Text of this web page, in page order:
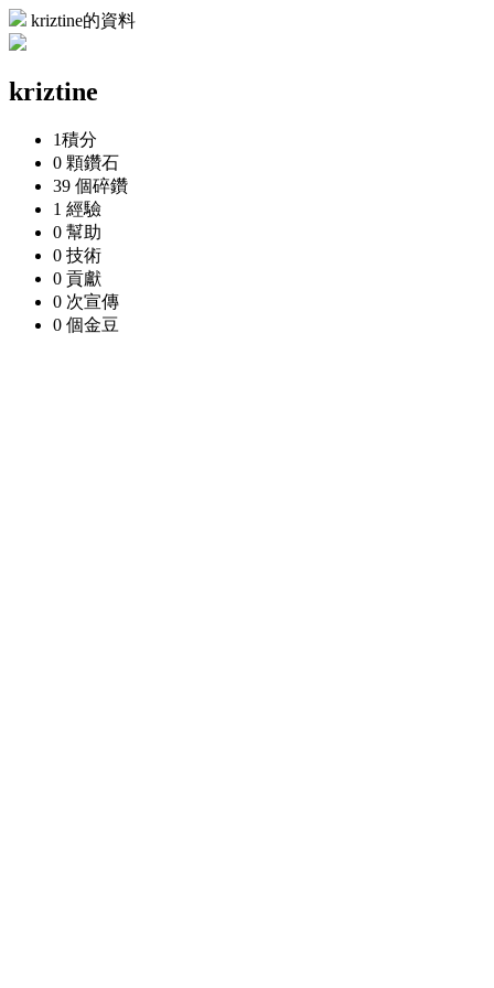
kriztine的資料
kriztine
1積分
0 顆鑽石
39 個碎鑽
1 經驗
0 幫助
0 技術
0 貢獻
0 次宣傳
0 個金豆